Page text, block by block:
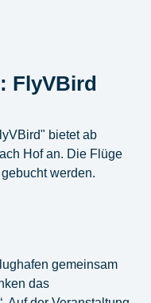
FlyVBird
bietet ab
Hof an. Die Flüge
werden.
gemeinsam
das